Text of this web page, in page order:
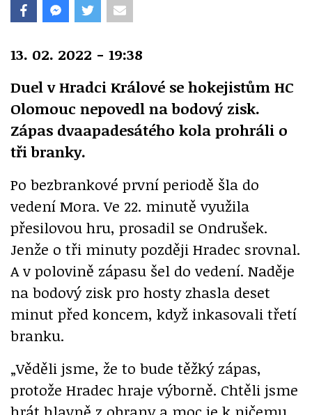
13. 02. 2022 - 19:38
Duel v Hradci Králové se hokejistům HC
Olomouc nepovedl na bodový zisk.
Zápas dvaapadesátého kola prohráli o
tři branky.
Po bezbrankové první periodě šla do
vedení Mora. Ve 22. minutě využila
přesilovou hru, prosadil se Ondrušek.
Jenže o tři minuty později Hradec srovnal.
A v polovině zápasu šel do vedení. Naděje
na bodový zisk pro hosty zhasla deset
minut před koncem, když inkasovali třetí
branku.
„Věděli jsme, že to bude těžký zápas,
protože Hradec hraje výborně. Chtěli jsme